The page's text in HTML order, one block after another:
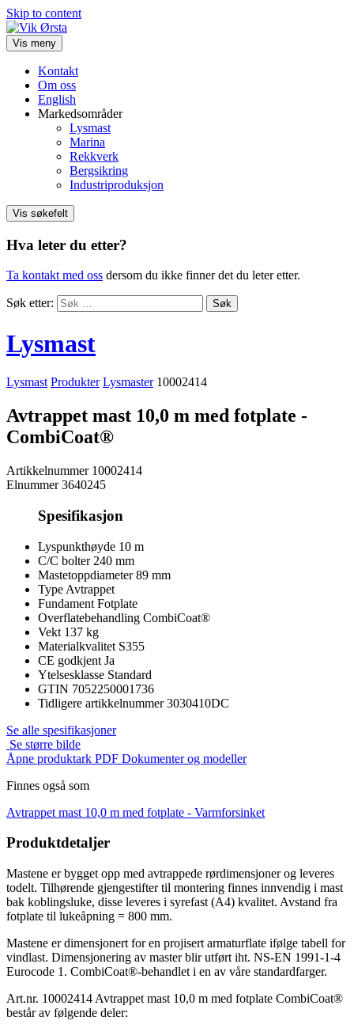
Skip to content
Vis meny
Kontakt
Om oss
English
Markedsområder
Lysmast
Marina
Rekkverk
Bergsikring
Industriproduksjon
Vis søkefelt
Hva leter du etter?
Ta kontakt med oss dersom du ikke finner det du leter etter.
Søk etter:
Lysmast
Lysmast Produkter Lysmaster 10002414
Avtrappet mast 10,0 m med fotplate -
CombiCoat®
Artikkelnummer 10002414
Elnummer 3640245
Spesifikasjon
Lyspunkthøyde 10 m
C/C bolter 240 mm
Mastetoppdiameter 89 mm
Type Avtrappet
Fundament Fotplate
Overflatebehandling CombiCoat®
Vekt 137 kg
Materialkvalitet S355
CE godkjent Ja
Ytelsesklasse Standard
GTIN 7052250001736
Tidligere artikkelnummer 3030410DC
Se alle spesifikasjoner
Se større bilde
Åpne produktark PDF Dokumenter og modeller
Finnes også som
Avtrappet mast 10,0 m med fotplate - Varmforsinket
Produktdetaljer
Mastene er bygget opp med avtrappede rørdimensjoner og leveres
todelt. Tilhørende gjengestifter til montering finnes innvendig i mast
bak koblingsluke, disse leveres i syrefast (A4) kvalitet. Avstand fra
fotplate til lukeåpning = 800 mm.
Mastene er dimensjonert for en projisert armaturflate ifølge tabell for
vindlast. Dimensjonering av master blir utført iht. NS-EN 1991-1-4
Eurocode 1. CombiCoat®-behandlet i en av våre standardfarger.
Art.nr. 10002414 Avtrappet mast 10,0 m med fotplate CombiCoat®
består av følgende deler: